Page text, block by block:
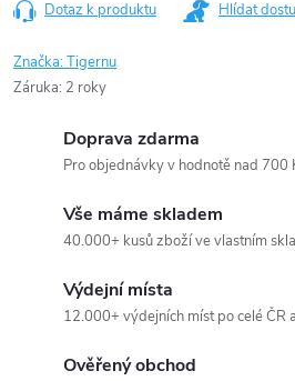
Dotaz k produktu Hlídat
Značka:Tigernu
Záruka: 2 roky
Doprava zdarma
Pro objednávky v hodnotě nad 700
Vše máme skladem
40.000+ kusů zboží ve vlastním
Výdejní místa
12.000+ výdejních míst po celé ČR
Ověřený obchod